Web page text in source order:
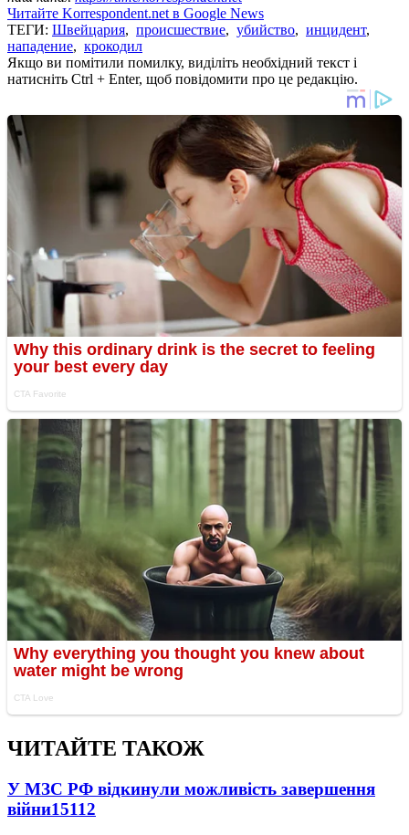
Читайте Korrespondent.net в Google News
ТЕГИ: Швейцария, происшествие, убийство, инцидент,
нападение, крокодил
Якщо ви помітили помилку, виділіть необхідний текст і
натисніть Ctrl + Enter, щоб повідомити про це редакцію.
ЧИТАЙТЕ ТАКОЖ
У МЗС РФ відкинули можливість завершення
війни15112